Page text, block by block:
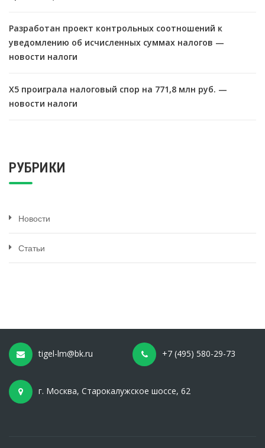
Разработан проект контрольных соотношений к
уведомлению об исчисленных суммах налогов —
новости налоги
X5 проиграла налоговый спор на 771,8 млн руб. —
новости налоги
РУБРИКИ
Новости
Статьи
tigel-lm@bk.ru +7 (495) 580-29-73
г. Москва, Старокалужское шоссе, 62